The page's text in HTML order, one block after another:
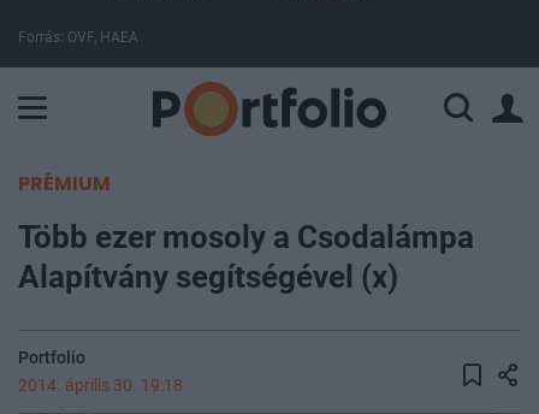
Forrás: OVF, HAEA
PRÉMIUM
Több ezer mosoly a Csodalámpa
Alapítvány segítségével (x)
Portfolio
2014. április 30. 19:18